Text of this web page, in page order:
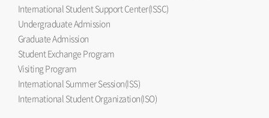
International Student Support Center(ISSC)
Undergraduate Admission
Graduate Admission
Student Exchange Program
Visiting Program
International Summer Session(ISS)
International Student Organization(ISO)